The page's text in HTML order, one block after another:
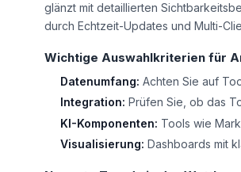
glänzt mit detaillierten
durch Echtzeit-Updates und Multi-
Wichtige Auswahlkriterien für
Datenumfang: Achten Sie auf
Integration: Prüfen Sie, ob das
KI-Komponenten: Tools wie
Visualisierung: Dashboards mit